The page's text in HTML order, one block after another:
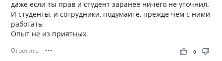
даже если ты прав и студент заранее ничего не уточнил.
И студенты, и сотрудники, подумайте, прежде чем с ними
работать.
Опыт не из приятных.
Ответить ••• thumb_up thumb_down
0